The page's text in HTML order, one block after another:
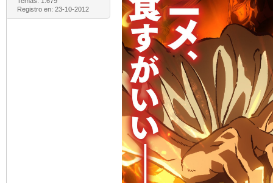
Registro en: 23-10-2012